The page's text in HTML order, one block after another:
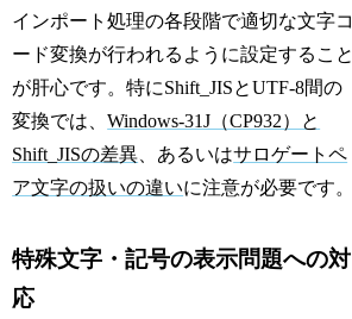
インポート処理の各段階で適切な文字コ
ード変換が行われるように設定すること
が肝心です。特にShift_JISとUTF-8間の
変換では、Windows-31J（CP932）と
Shift_JISの差異 、あるいはサロゲートペ
ア文字の扱いの違いに注意が必要です。
特殊文字・記号の表示問題への対
応